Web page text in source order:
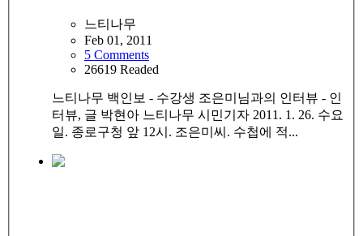
느티나무
Feb 01, 2011
5 Comments
26619 Readed
느티나무 백인보 - 수강생 조은미님과의 인터뷰 - 인
터뷰, 글 박현아 느티나무 시민기자 2011. 1. 26. 수요
일. 종로구청 앞 12시. 조은미씨. 수첩에 적...